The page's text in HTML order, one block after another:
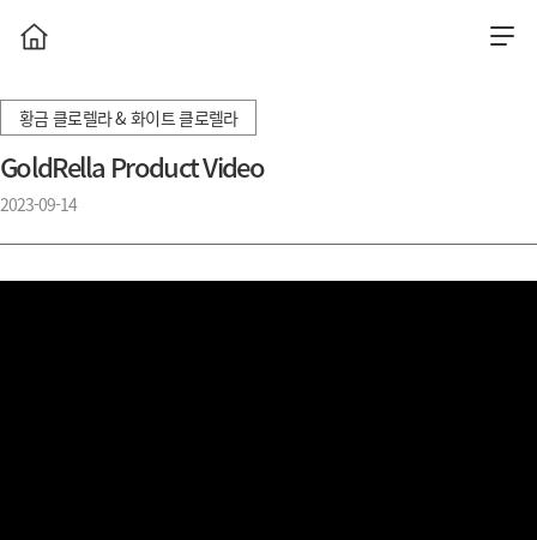
황금 클로렐라 & 화이트 클로렐라
GoldRella Product Video
2023-09-14